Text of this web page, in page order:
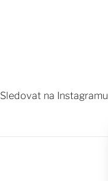
Sledovat na Instagramu